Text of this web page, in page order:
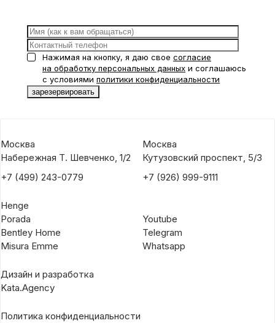
Нажимая на кнопку, я даю свое согласие
на обработку персональных данных и соглашаюсь
с условиями политики конфиденциальности
Москва
Набережная Т. Шевченко, 1/2
+7 (499) 243-0779
Москва
Кутузовский проспект, 5/3
+7 (926) 999-9111
Henge
Porada
Bentley Home
Misura Emme
Youtube
Telegram
Whatsapp
Дизайн и разработка
Kata.Agency
Политика конфиденциальности